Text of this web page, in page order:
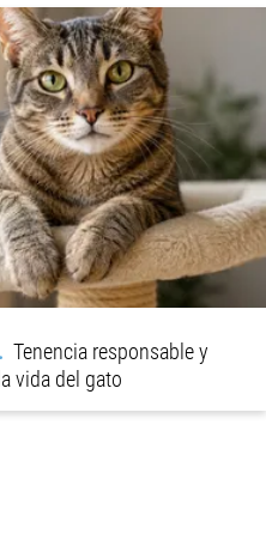
Tenencia responsable y
vida del gato